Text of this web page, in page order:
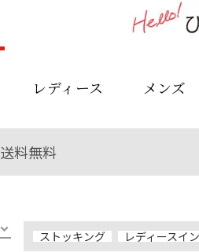
レディース メンズ
送料無料
ストッキング レディースイ